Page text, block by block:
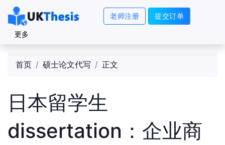
老师注册 提交订单
更多
首页 硕士论文代写 正文
日本留学生
dissertation：企业商